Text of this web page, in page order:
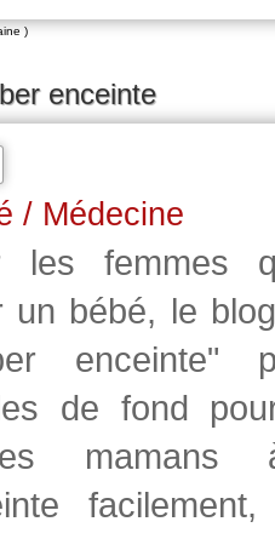
)
enceinte
/ Médecine
les femmes
un bébé, le
enceinte"
de fond
mamans